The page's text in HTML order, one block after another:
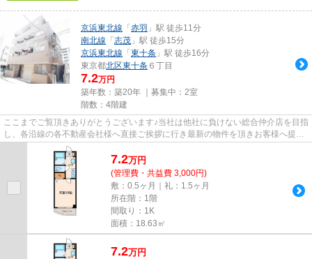
京浜東北線 「 赤羽 」駅 徒歩11分
南北線 「 志茂 」駅 徒歩15分
京浜東北線 「 東十条 」駅 徒歩16分
東京都北区東十条 ６丁目
7.2万円
築年数：築20年 ｜募集中： 2室
階数：4階建
ここまでご覧頂きありがとうございます♪当社は他社に負けない総合仲介店を目指
し、各沿線の各不動産会社様へ直接ご挨拶に行き最新の物件を頂きお客様へ提供
しております！最新の情報は...
7.2万円
(管理費・共益費 3,000円)
敷：0.5ヶ月｜礼：1.5ヶ月
所在階：1階
間取り：1K
面積：18.63㎡
7.2万円